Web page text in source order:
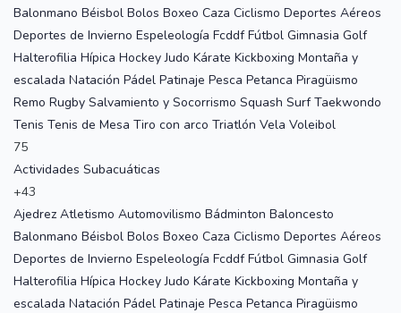
Balonmano Béisbol Bolos Boxeo Caza Ciclismo Deportes Aéreos
Deportes de Invierno Espeleología Fcddf Fútbol Gimnasia Golf
Halterofilia Hípica Hockey Judo Kárate Kickboxing Montaña y
escalada Natación Pádel Patinaje Pesca Petanca Piragüismo
Remo Rugby Salvamiento y Socorrismo Squash Surf Taekwondo
Tenis Tenis de Mesa Tiro con arco Triatlón Vela Voleibol
75
Actividades Subacuáticas
+43
Ajedrez Atletismo Automovilismo Bádminton Baloncesto
Balonmano Béisbol Bolos Boxeo Caza Ciclismo Deportes Aéreos
Deportes de Invierno Espeleología Fcddf Fútbol Gimnasia Golf
Halterofilia Hípica Hockey Judo Kárate Kickboxing Montaña y
escalada Natación Pádel Patinaje Pesca Petanca Piragüismo